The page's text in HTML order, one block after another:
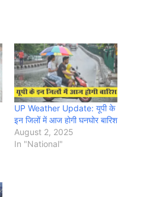
UP Weather Update: यूपी के
इन जिलों में आज होगी घनघोर बारिश
August 2, 2025
In "National"